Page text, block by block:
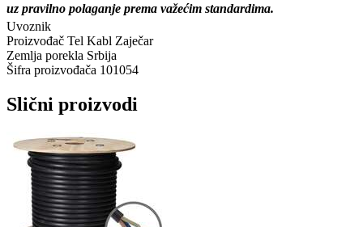
uz pravilno polaganje prema važećim standardima.
Uvoznik
Proizvođač Tel Kabl Zaječar
Zemlja porekla Srbija
Šifra proizvođača 101054
Slični proizvodi